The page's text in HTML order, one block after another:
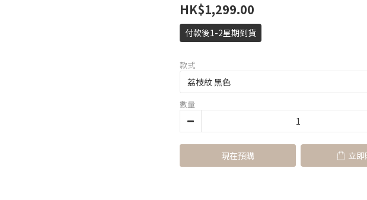
HK$1,299.00
付款後1-2星期到貨
款式
數量
現在預購 立即